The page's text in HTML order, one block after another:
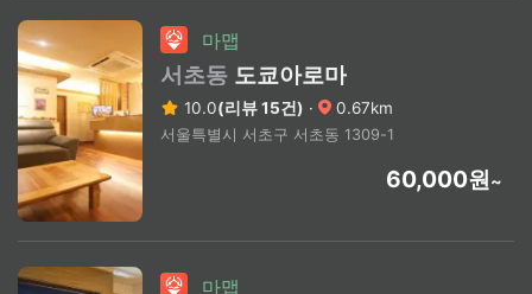
마맵
서초동 도쿄아로마
10.0(리뷰 15건) · 0.67km
서울특별시 서초구 서초동 1309-1
60,000원~
마맵